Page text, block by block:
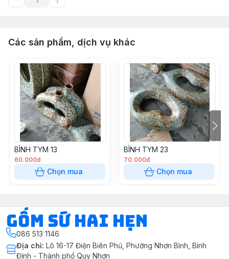
Các sản phẩm, dịch vụ khác
BÌNH TYM 13
60.000đ
Chọn mua
BÌNH TYM 23
70.000đ
Chọn mua
Gốm Sứ Hai Hẹn
086 513 1146
Địa chỉ: Lô 16-17 Điện Biên Phủ, Phường Nhơn Bình, Bình
Định - Thành phố Quy Nhơn